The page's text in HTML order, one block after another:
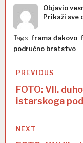
Objavio
Prikaži sve
Tags: frama đakovo,
područno bratstvo
N
i
PREVIOUS
FOTO: VII.
istarskoga
NEXT